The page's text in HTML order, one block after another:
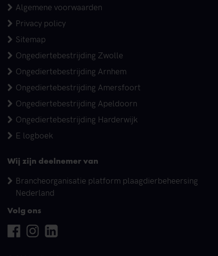
Algemene voorwaarden
Privacy policy
Sitemap
Ongediertebestrijding Zwolle
Ongediertebestrijding Arnhem
Ongediertebestrijding Amersfoort
Ongediertebestrijding Apeldoorn
Ongediertebestrijding Harderwijk
E logboek
Wij zijn deelnemer van
Brancheorganisatie platform plaagdierbeheersing
Nederland
Volg ons
Facebook
InstagramLinkedin